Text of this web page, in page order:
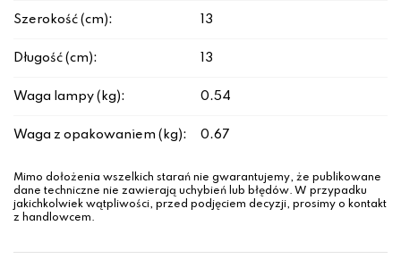
Szerokość (cm): 13
Długość (cm): 13
Waga lampy (kg): 0.54
Waga z opakowaniem (kg): 0.67
Mimo dołożenia wszelkich starań nie gwarantujemy, że publikowane
dane techniczne nie zawierają uchybień lub błędów. W przypadku
jakichkolwiek wątpliwości, przed podjęciem decyzji, prosimy o kontakt
z handlowcem.